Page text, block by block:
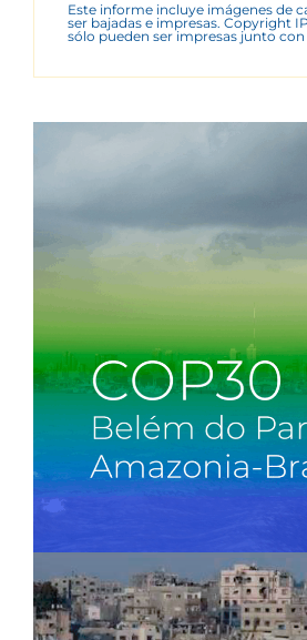
Este informe incluye imágenes de
ser bajadas e impresas. Copyright
sólo pueden ser impresas junto